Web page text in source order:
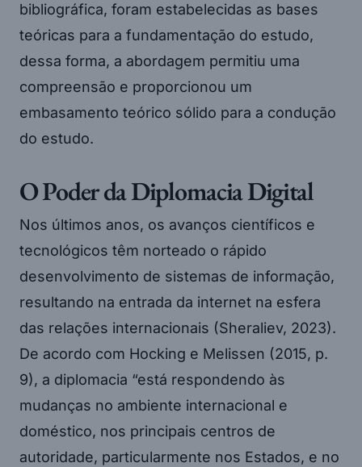
bibliográfica, foram estabelecidas as bases
teóricas para a fundamentação do estudo,
dessa forma, a abordagem permitiu uma
compreensão e proporcionou um
embasamento teórico sólido para a condução
do estudo.
O Poder da Diplomacia Digital
Nos últimos anos, os avanços científicos e
tecnológicos têm norteado o rápido
desenvolvimento de sistemas de informação,
resultando na entrada da internet na esfera
das relações internacionais (Sheraliev, 2023).
De acordo com Hocking e Melissen (2015, p.
9), a diplomacia “está respondendo às
mudanças no ambiente internacional e
doméstico, nos principais centros de
autoridade, particularmente nos Estados, e no